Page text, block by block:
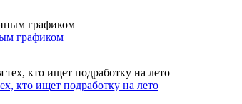
графиком
кто ищет подработку на лето